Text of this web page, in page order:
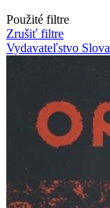
Použité filtre
Zrušiť filtre
Vydavateľstvo